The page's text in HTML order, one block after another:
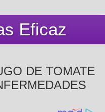
Eficaz
DE TOMATE